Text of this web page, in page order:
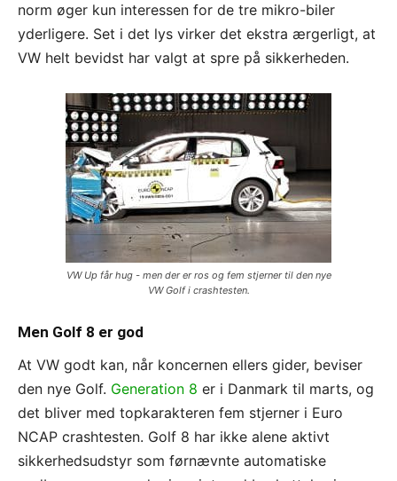
norm øger kun interessen for de tre mikro-biler
yderligere. Set i det lys virker det ekstra ærgerligt, at
VW helt bevidst har valgt at spre på sikkerheden.
VW Up får hug - men der er ros og fem stjerner til den nye
VW Golf i crashtesten.
Men Golf 8 er god
At VW godt kan, når koncernen ellers gider, beviser
den nye Golf. Generation 8 er i Danmark til marts, og
det bliver med topkarakteren fem stjerner i Euro
NCAP crashtesten. Golf 8 har ikke alene aktivt
sikkerhedsudstyr som førnævnte automatiske